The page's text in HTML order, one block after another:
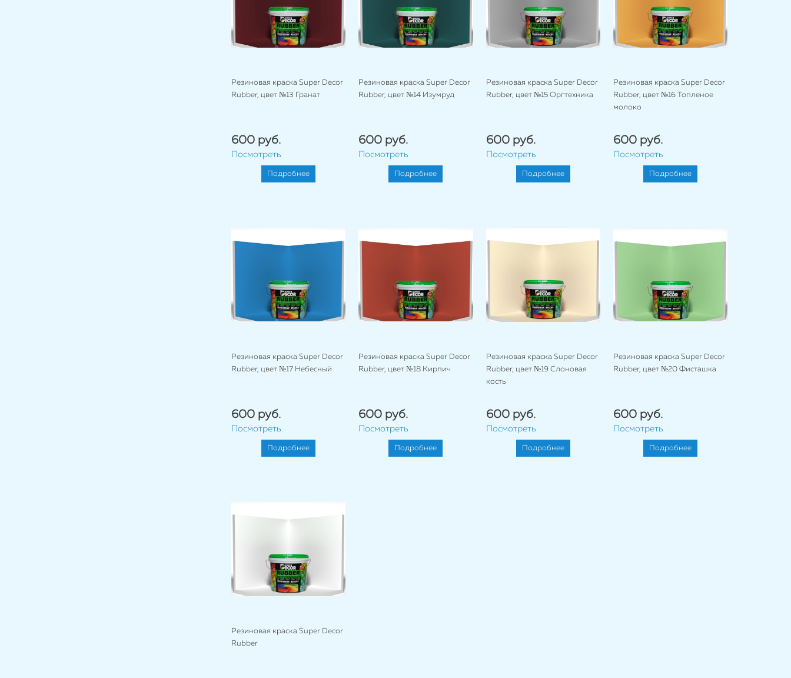
Резиновая краска Super Decor
Rubber, цвет №13 Гранат
600 руб.
Посмотреть
Подробнее
Резиновая краска Super Decor
Rubber, цвет №14 Изумруд
600 руб.
Посмотреть
Подробнее
Резиновая краска Super Decor
Rubber, цвет №15 Оргтехника
600 руб.
Посмотреть
Подробнее
Резиновая краска Super Decor
Rubber, цвет №16 Топленое
молоко
600 руб.
Посмотреть
Подробнее
Резиновая краска Super Decor
Rubber, цвет №17 Небесный
600 руб.
Посмотреть
Подробнее
Резиновая краска Super Decor
Rubber, цвет №18 Кирпич
600 руб.
Посмотреть
Подробнее
Резиновая краска Super Decor
Rubber, цвет №19 Слоновая
кость
600 руб.
Посмотреть
Подробнее
Резиновая краска Super Decor
Rubber, цвет №20 Фисташка
600 руб.
Посмотреть
Подробнее
Резиновая краска Super Decor
Rubber